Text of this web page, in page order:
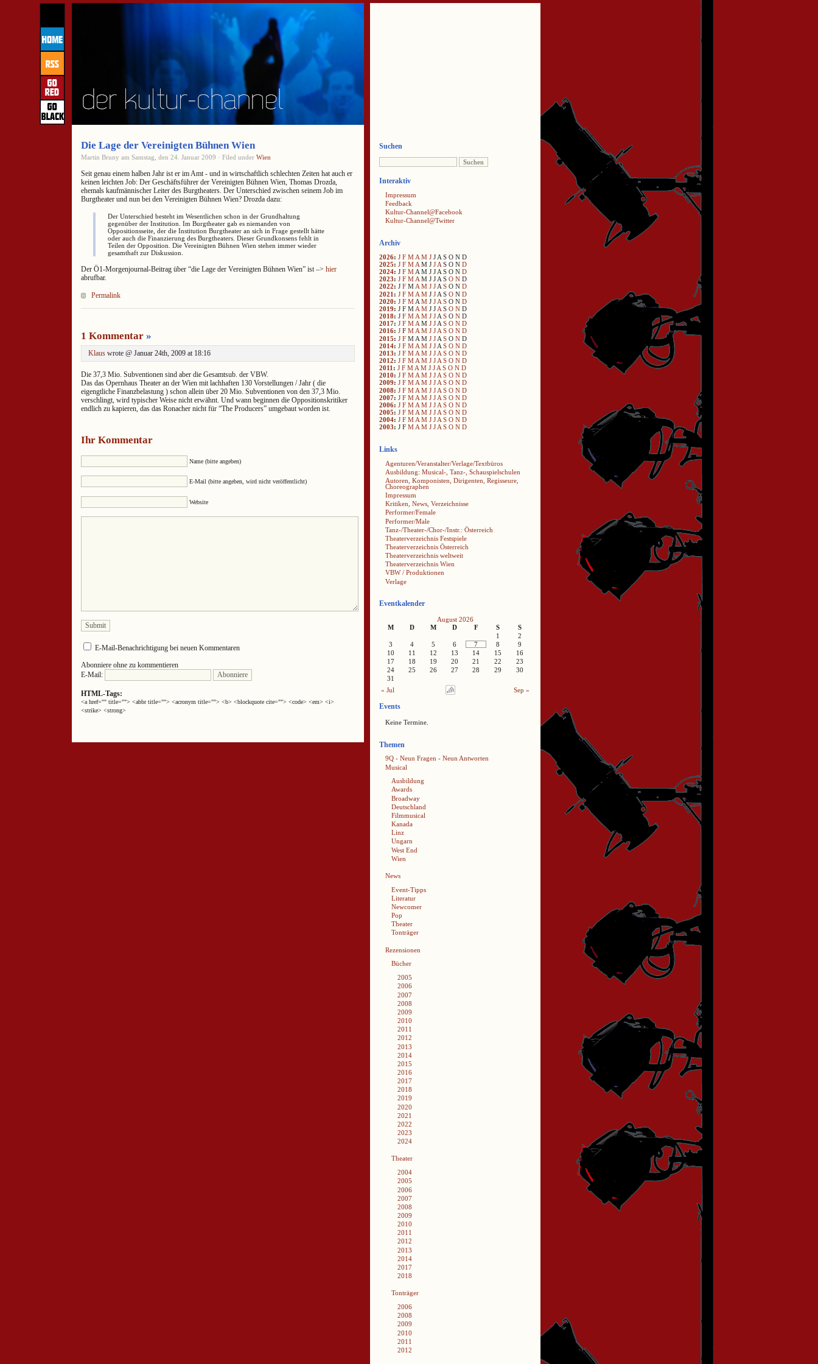
Die Lage der Vereinigten Bühnen Wien
Martin Bruny am Samstag, den 24. Januar 2009 · Filed under Wien
Seit genau einem halben Jahr ist er im Amt - und in wirtschaftlich schlechten Zeiten hat auch er
keinen leichten Job: Der Geschäftsführer der Vereinigten Bühnen Wien, Thomas Drozda,
ehemals kaufmännischer Leiter des Burgtheaters. Der Unterschied zwischen seinem Job im
Burgtheater und nun bei den Vereinigten Bühnen Wien? Drozda dazu:
Der Unterschied besteht im Wesentlichen schon in der Grundhaltung
gegenüber der Institution. Im Burgtheater gab es niemanden von
Oppositionsseite, der die Institution Burgtheater an sich in Frage gestellt hätte
oder auch die Finanzierung des Burgtheaters. Dieser Grundkonsens fehlt in
Teilen der Opposition. Die Vereinigten Bühnen Wien stehen immer wieder
gesamthaft zur Diskussion.
Der Ö1-Morgenjournal-Beitrag über “die Lage der Vereinigten Bühnen Wien” ist –> hier
abrufbar.
Permalink
1 Kommentar »
Klaus wrote @ Januar 24th, 2009 at 18:16
Die 37,3 Mio. Subventionen sind aber die Gesamtsub. der VBW.
Das das Opernhaus Theater an der Wien mit lachhaften 130 Vorstellungen / Jahr ( die
eigengtliche Finanzbelastung ) schon allein über 20 Mio. Subventionen von den 37,3 Mio.
verschlingt, wird typischer Weise nicht erwähnt. Und wann beginnen die Oppositionskritiker
endlich zu kapieren, das das Ronacher nicht für “The Producers” umgebaut worden ist.
Ihr Kommentar
Name (bitte angeben)
E-Mail (bitte angeben, wird nicht veröffentlicht)
Website
E-Mail-Benachrichtigung bei neuen Kommentaren
Abonniere ohne zu kommentieren
E-Mail:
HTML-Tags:
<a href="" title=""> <abbr title=""> <acronym title=""> <b> <blockquote cite=""> <code> <em> <i>
<strike> <strong>
Suchen
Interaktiv
Impressum
Feedback
Kultur-Channel@Facebook
Kultur-Channel@Twitter
Archiv
2026: J F M A M J J A S O N D
2025: J F M A M J J A S O N D
2024: J F M A M J J A S O N D
2023: J F M A M J J A S O N D
2022: J F MA M J JA S O N D
2021 : J F M A M J J A S O N D
2020: J F M A M J J A S O N D
2019: J F M A M J J A S O N D
2018: J F M A M J J A S O N D
2017: J F M A M J J A S O N D
2016: J F M A M J J A S O N D
2015: J F M A M J J A S O N D
2014: J F M A M J J A S O N D
2013: J F M A M J J A S O N D
2012: J F M A M J J A S O N D
2011 : J F M A M J J A S O N D
2010: J F M A M J J A S O N D
2009: J F MA M J JA S O N D
2008: J F M A M J J A S O N D
2007: J F M A M J J A S O N D
2006: J F M A M J J A S O N D
2005: J F M A M J J A S O N D
2004: J F M A M J J A S O N D
2003: J F M A M J J A S O N D
Links
Agenturen/Veranstalter/Verlage/Textbüros
Ausbildung: Musical-, Tanz-, Schauspielschulen
Autoren, Komponisten, Dirigenten, Regisseure,
Choreographen
Impressum
Kritiken, News, Verzeichnisse
Performer/Female
Performer/Male
Tanz-/Theater-/Chor-/Instr.: Österreich
Theaterverzeichnis Festspiele
Theaterverzeichnis Österreich
Theaterverzeichnis weltweit
Theaterverzeichnis Wien
VBW / Produktionen
Verlage
Eventkalender
August 2026
M
D M D F S
S
1
2
3
4 5 6 7 8
9
10
11 12 13 14 15
16
17
18 19 20 21 22
23
24
25 26 27 28 29
30
31
« Jul
Sep »
Events
Keine Termine.
Themen
9Q - Neun Fragen - Neun Antworten
Musical
Ausbildung
Awards
Broadway
Deutschland
Filmmusical
Kanada
Linz
Ungarn
West End
Wien
News
Event-Tipps
Literatur
Newcomer
Pop
Theater
Tonträger
Rezensionen
Bücher
2005
2006
2007
2008
2009
2010
2011
2012
2013
2014
2015
2016
2017
2018
2019
2020
2021
2022
2023
2024
Theater
2004
2005
2006
2007
2008
2009
2010
2011
2012
2013
2014
2017
2018
Tonträger
2006
2008
2009
2010
2011
2012